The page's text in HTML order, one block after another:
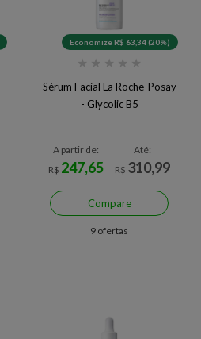
Economize R$ 63,34 (20%)
★ ★ ★ ★ ★
Sérum Facial La Roche-Posay
- Glycolic B5
A partir de:
R$ 247,65
Até:
R$ 310,99
Compare
9 ofertas